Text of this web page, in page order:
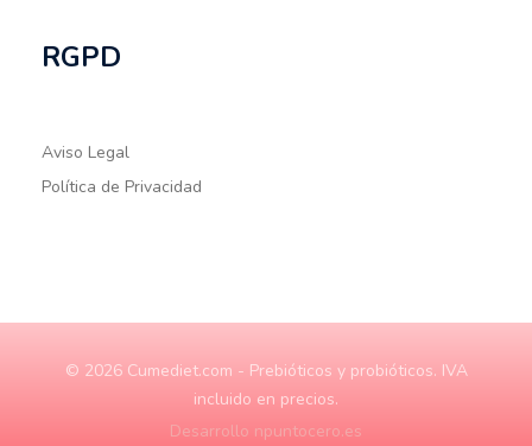
RGPD
Aviso Legal
Política de Privacidad
© 2026 Cumediet.com - Prebióticos y probióticos. IVA
incluido en precios.
Desarrollo npuntocero.es